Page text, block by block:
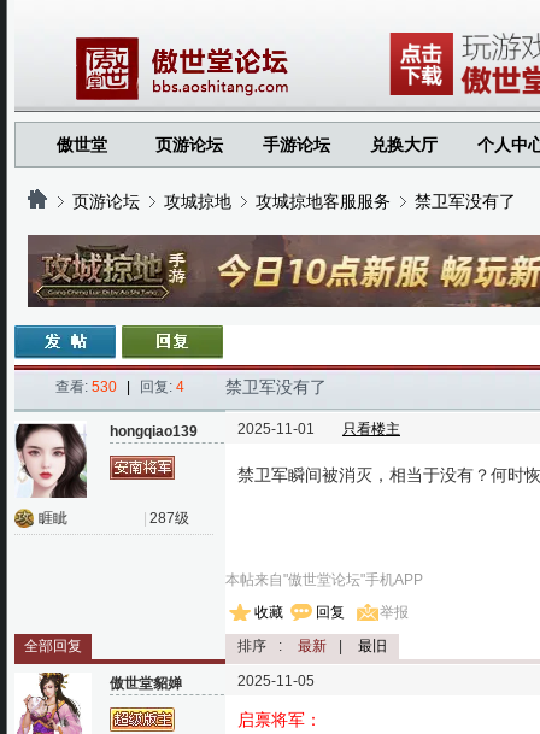
傲世堂 页游论坛 手游论坛 兑换大厅 个人中
›
页游论坛
›
攻城掠地
›
攻城掠地客服服务
›
禁卫军没有了
查看: 530 回复: 4 禁卫军没有了
hongqiao139
睚眦 287级
2025-11-01 只看楼主
禁卫军瞬间被消灭，相当于没有？何时
本帖来自"傲世堂论坛"手机APP
收藏
回复
举报
全部回复
排序 : 最新 最旧
傲世堂貂婵 2025-11-05
启禀将军：